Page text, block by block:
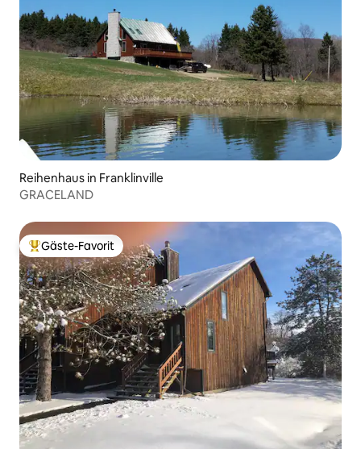
Reihenhaus in Franklinville
GRACELAND
Beliebter Gäste-Favorit.
Gäste-Favorit